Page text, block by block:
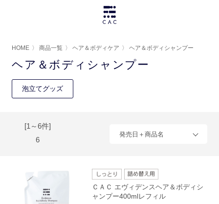
HOME 〉 商品一覧 〉 ヘア＆ボディケア 〉 ヘア＆ボディシャンプー
ヘア＆ボディシャンプー
泡立てグッズ
[1～6件]
6
発売日＋商品名
ＣＡＣ エヴィデンスヘア＆ボディシ
ャンプー400mlレフィル